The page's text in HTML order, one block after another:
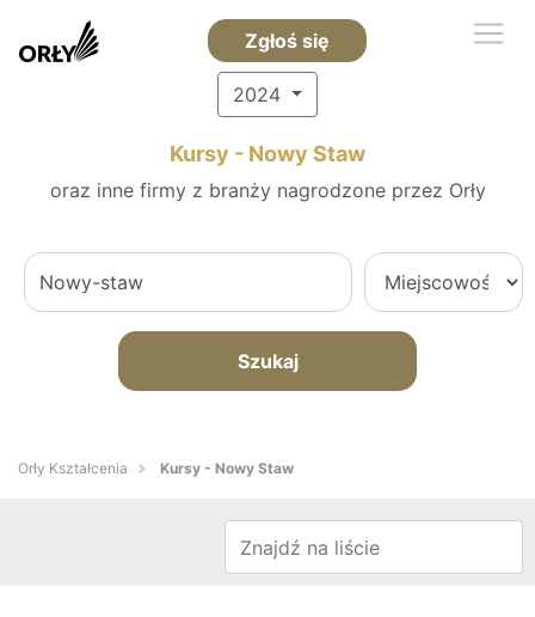
Zgłoś się
2024
Kursy - Nowy Staw
oraz inne firmy z branży nagrodzone przez Orły
Szukaj
Orły Kształcenia Kursy - Nowy Staw